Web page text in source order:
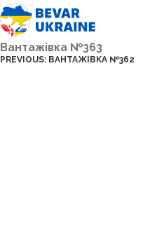
Вантажівка №363
PREVIOUS: ВАНТАЖІВКА №362